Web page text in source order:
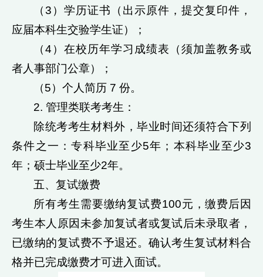
（3）学历证书（出示原件，提交复印件，
应届本科生交验学生证）；
（4）在校历年学习成绩表（须加盖教务或
者人事部门公章）；
（5）个人简历 7 份。
2. 管理类联考考生：
除统考考生材料外，毕业时间还须符合下列
条件之一：专科毕业至少5年；本科毕业至少3
年；硕士毕业至少2年。
五、复试缴费
所有考生需要缴纳复试费100元，缴费后因
考生本人原因未参加复试者或复试后未录取者，
已缴纳的复试费不予退还。确认考生复试材料合
格并已完成缴费才可进入面试。